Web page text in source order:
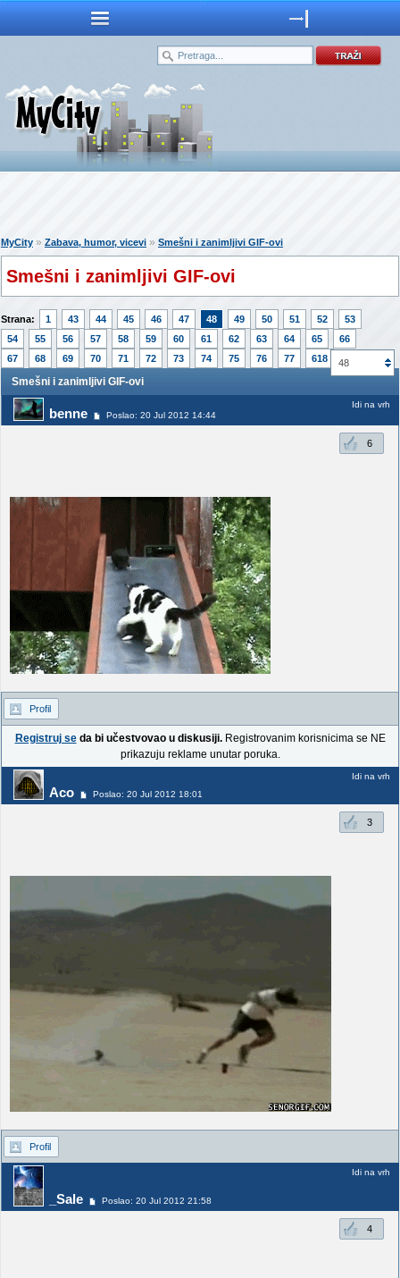
MyCity » Zabava, humor, vicevi » Smešni i zanimljivi GIF-ovi
Smešni i zanimljivi GIF-ovi
Strana: 1 43 44 45 46 47 48 49 50 51 52
53
54
55 56 57 58 59 60 61 62 63 64 65
66
67
68 69 70 71 72 73 74 75 76 77 618 48
Smešni i zanimljivi GIF-ovi
benne Poslao: 20 Jul 2012 14:44
Idi na vrh
6
Profil
Registruj seda bi učestvovao u diskusiji.Registrovanim korisnicima se NE
prikazuju reklame unutar poruka.
Aco Poslao: 20 Jul 2012 18:01
Idi na vrh
3
Profil
_Sale Poslao: 20 Jul 2012 21:58
Idi na vrh
4